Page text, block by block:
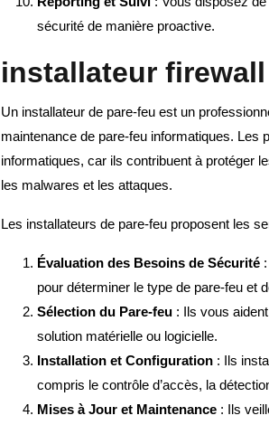
sécurité de manière proactive.
installateur firewall
Un installateur de pare-feu est un
maintenance de pare-feu informatiques.
informatiques, car ils contribuent à protéger
les malwares et les attaques.
Les installateurs de pare-feu proposent les
Évaluation des Besoins de Sécurité
pour déterminer le type de pare-feu et
Sélection du Pare-feu : Ils vous
solution matérielle ou logicielle.
Installation et Configuration : Ils
compris le contrôle d’accès, la
Mises à Jour et Maintenance : Ils